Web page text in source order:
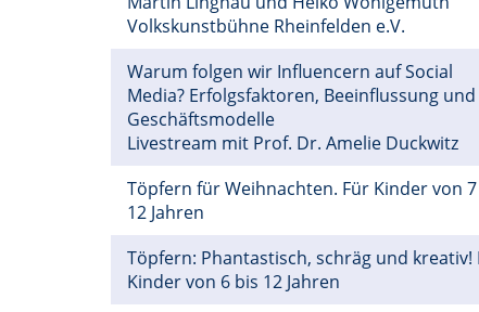
Volkskunstbühne Rheinfelden e.V.
Warum folgen wir Influencern auf Social
Media? Erfolgsfaktoren, Beeinflussung und
Geschäftsmodelle
Livestream mit Prof. Dr. Amelie Duckwitz
Töpfern für Weihnachten. Für Kinder von
12 Jahren
Töpfern: Phantastisch, schräg und kreativ!
Kinder von 6 bis 12 Jahren